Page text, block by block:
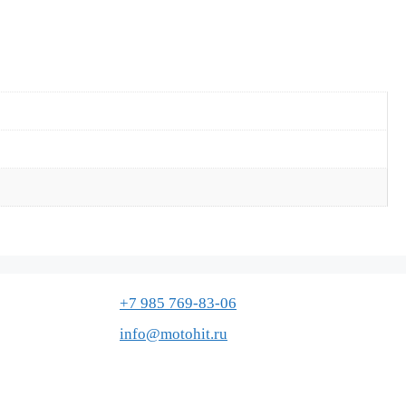
+7 985 769-83-06
info@motohit.ru